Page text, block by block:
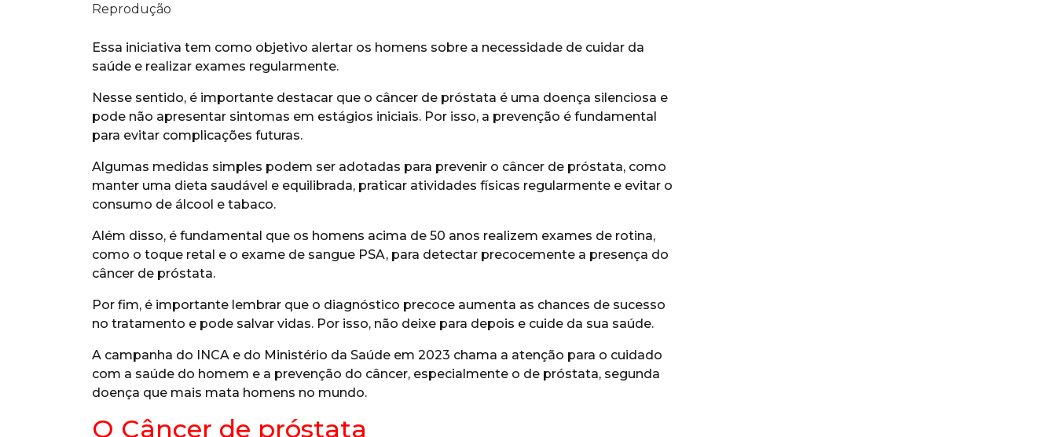
Reprodução
Essa iniciativa tem como objetivo alertar os homens sobre a necessidade de cuidar da
saúde e realizar exames regularmente.
Nesse sentido, é importante destacar que o câncer de próstata é uma doença silenciosa e
pode não apresentar sintomas em estágios iniciais. Por isso, a prevenção é fundamental
para evitar complicações futuras.
Algumas medidas simples podem ser adotadas para prevenir o câncer de próstata, como
manter uma dieta saudável e equilibrada, praticar atividades físicas regularmente e evitar o
consumo de álcool e tabaco.
Além disso, é fundamental que os homens acima de 50 anos realizem exames de rotina,
como o toque retal e o exame de sangue PSA, para detectar precocemente a presença do
câncer de próstata.
Por fim, é importante lembrar que o diagnóstico precoce aumenta as chances de sucesso
no tratamento e pode salvar vidas. Por isso, não deixe para depois e cuide da sua saúde.
A campanha do INCA e do Ministério da Saúde em 2023 chama a atenção para o cuidado
com a saúde do homem e a prevenção do câncer, especialmente o de próstata, segunda
doença que mais mata homens no mundo.
O Câncer de próstata